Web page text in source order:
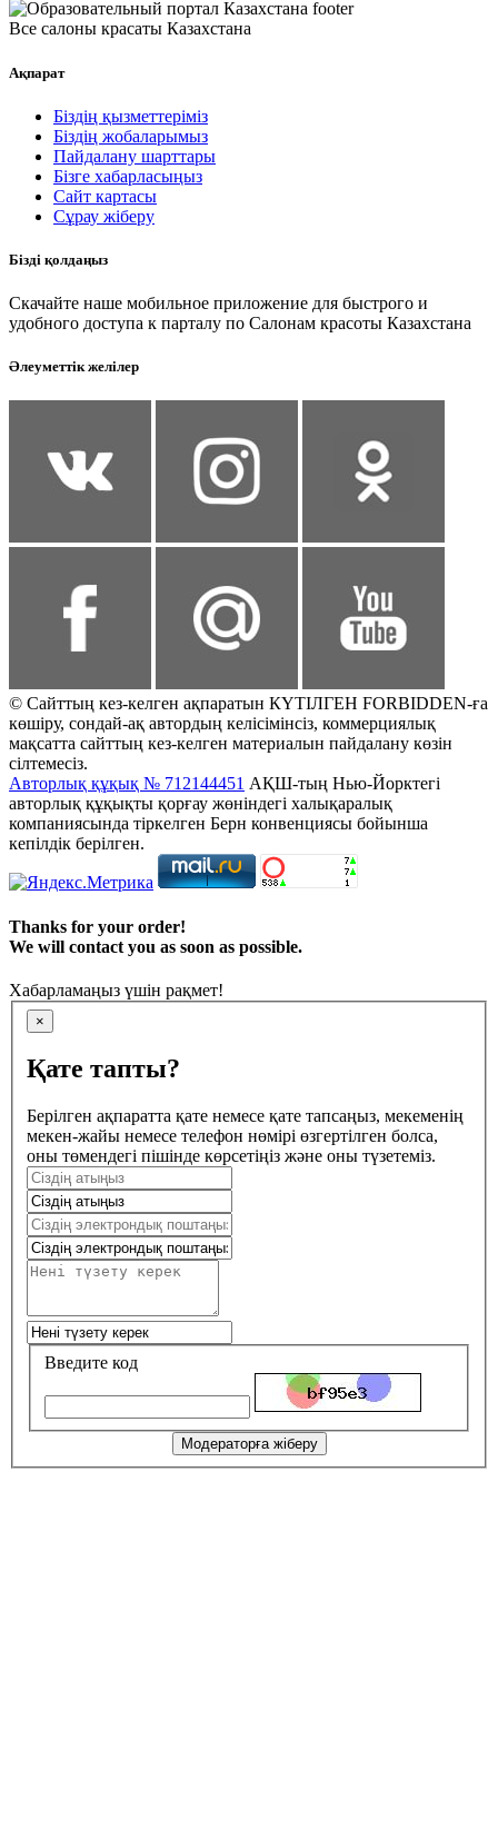
Все салоны красаты Казахстана
Ақпарат
Біздің қызметтеріміз
Біздің жобаларымыз
Пайдалану шарттары
Бізге хабарласыңыз
Сайт картасы
Сұрау жіберу
Бізді қолдаңыз
Скачайте наше мобильное приложение для быстрого и
удобного доступа к парталу по Салонам красоты Казахстана
Әлеуметтік желілер
© Сайттың кез-келген ақпаратын КҮТІЛГЕН FORBIDDEN-ға
көшіру, сондай-ақ автордың келісімінсіз, коммерциялық
мақсатта сайттың кез-келген материалын пайдалану көзін
сілтемесіз.
Авторлық құқық № 712144451 АҚШ-тың Нью-Йорктегі
авторлық құқықты қорғау жөніндегі халықаралық
компаниясында тіркелген Берн конвенциясы бойынша
кепілдік берілген.
Thanks for your order!
We will contact you as soon as possible.
Хабарламаңыз үшін рақмет!
×
Қате тапты?
Берілген ақпаратта қате немесе қате тапсаңыз, мекеменің
мекен-жайы немесе телефон нөмірі өзгертілген болса,
оны төмендегі пішінде көрсетіңіз және оны түзетеміз.
Введите код
Модераторға жіберу